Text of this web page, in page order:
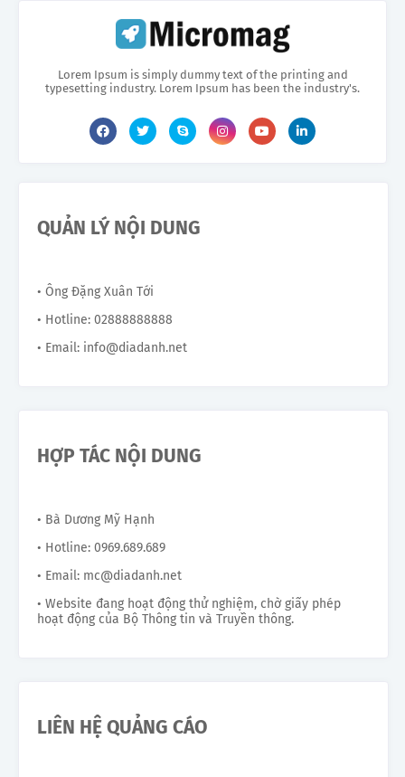
Lorem Ipsum is simply dummy text of the printing and
typesetting industry. Lorem Ipsum has been the industry's.
QUẢN LÝ NỘI DUNG
• Ông Đặng Xuân Tới
• Hotline: 02888888888
• Email: info@diadanh.net
HỢP TÁC NỘI DUNG
• Bà Dương Mỹ Hạnh
• Hotline: 0969.689.689
• Email: mc@diadanh.net
• Website đang hoạt động thử nghiệm, chờ giấy phép
hoạt động của Bộ Thông tin và Truyền thông.
LIÊN HỆ QUẢNG CÁO